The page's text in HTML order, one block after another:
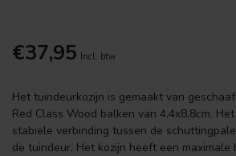
€37,95 Incl. btw
Het tuindeurkozijn is gemaakt van
Red Class Wood balken van 4,4x8,8cm.
stabiele verbinding tussen de
de tuindeur. Het kozijn heeft een maximale